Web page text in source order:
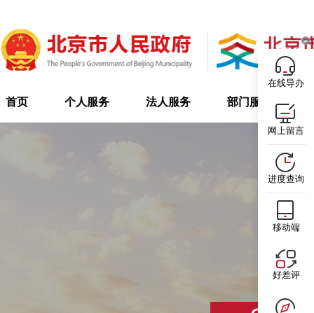
首页 个人服务 法人服务 部门服务
在线导办
网上留言
进度查询
移动端
好差评